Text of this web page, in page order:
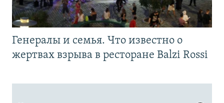
Генералы и семья. Что известно о
жертвах взрыва в ресторане Balzi Rossi